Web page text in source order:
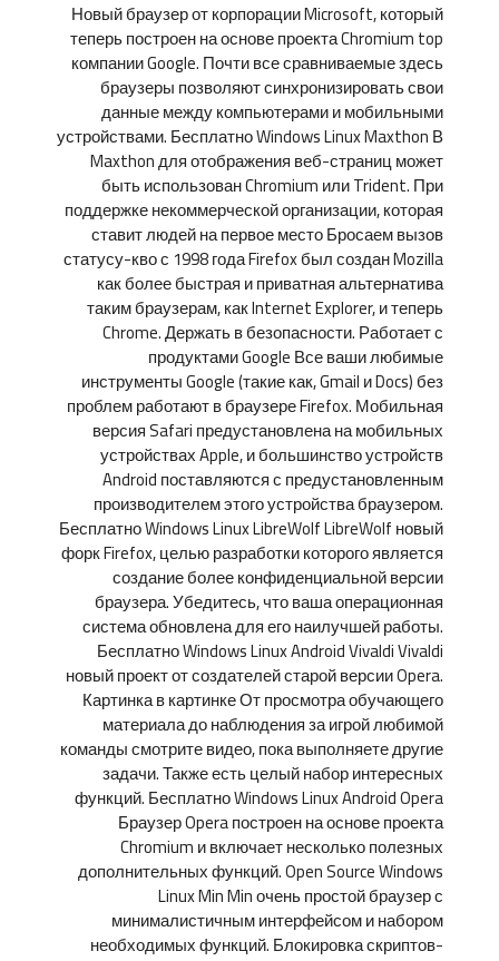
Новый браузер от корпорации Microsoft, который
теперь построен на основе проекта Chromium top
компании Google. Почти все сравниваемые здесь
браузеры позволяют синхронизировать свои
данные между компьютерами и мобильными
устройствами. Бесплатно Windows Linux Maxthon В
Maxthon для отображения веб-страниц может
быть использован Chromium или Trident. При
поддержке некоммерческой организации, которая
ставит людей на первое место Бросаем вызов
статусу-кво с 1998 года Firefox был создан Mozilla
как более быстрая и приватная альтернатива
таким браузерам, как Internet Explorer, и теперь
Chrome. Держать в безопасности. Работает с
продуктами Google Все ваши любимые
инструменты Google (такие как, Gmail и Docs) без
проблем работают в браузере Firefox. Мобильная
версия Safari предустановлена на мобильных
устройствах Apple, и большинство устройств
Android поставляются с предустановленным
производителем этого устройства браузером.
Бесплатно Windows Linux LibreWolf LibreWolf новый
форк Firefox, целью разработки которого является
создание более конфиденциальной версии
браузера. Убедитесь, что ваша операционная
система обновлена для его наилучшей работы.
Бесплатно Windows Linux Android Vivaldi Vivaldi
новый проект от создателей старой версии Opera.
Картинка в картинке От просмотра обучающего
материала до наблюдения за игрой любимой
команды смотрите видео, пока выполняете другие
задачи. Также есть целый набор интересных
функций. Бесплатно Windows Linux Android Opera
Браузер Opera построен на основе проекта
Chromium и включает несколько полезных
дополнительных функций. Open Source Windows
Linux Min Min очень простой браузер с
минималистичным интерфейсом и набором
необходимых функций. Блокировка скриптов-